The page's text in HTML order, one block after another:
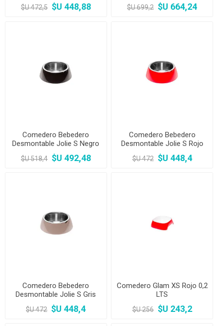
$U 472,5 $U 448,88 $U 699,2 $U 664,24
Comedero Bebedero
Desmontable Jolie S Negro
$U 518,4 $U 492,48
Comedero Bebedero
Desmontable Jolie S Rojo
$U 472 $U 448,4
Comedero Bebedero
Desmontable Jolie S Gris
$U 472 $U 448,4
Comedero Glam XS Rojo 0,2
LTS
$U 256 $U 243,2